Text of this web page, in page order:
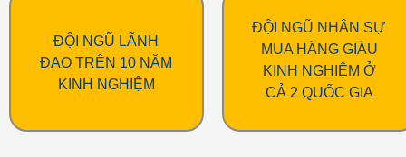
ĐỘI NGŨ LÃNH
ĐẠO TRÊN 10 NĂM
KINH NGHIỆM
ĐỘI NGŨ NHÂN SỰ
MUA HÀNG GIÀU
KINH NGHIỆM Ở
CẢ 2 QUỐC GIA